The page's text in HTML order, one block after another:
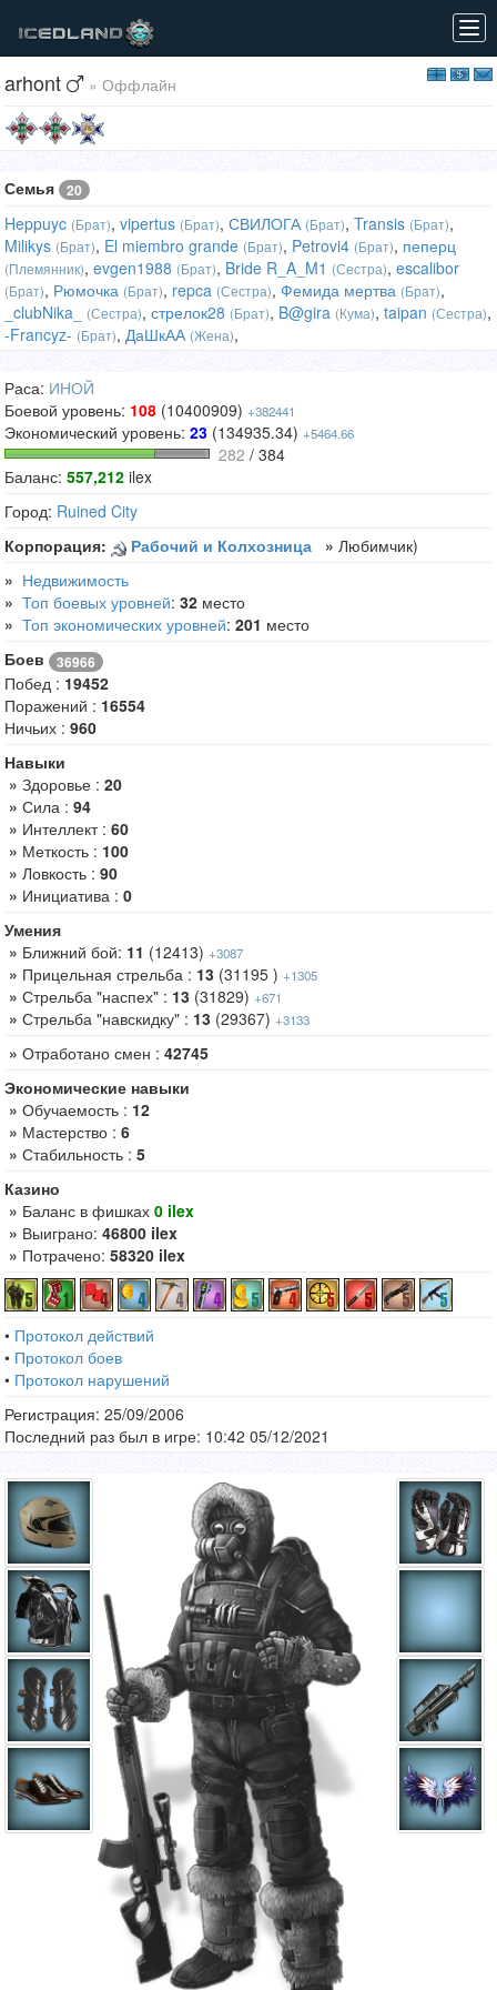
arhont » Оффлайн
Семья 20
Heppuyc (Брат), vipertus (Брат), СВИЛОГА (Брат), Transis (Брат),
Milikys (Брат), El miembro grande (Брат), Petrovi4 (Брат), пеперц
(Племянник), evgen1988 (Брат), Bride R_A_M1 (Сестра), escalibor
(Брат), Рюмочка (Брат), repca (Сестра), Фемида мертва (Брат),
_clubNika_
(Сестра), стрелок28 (Брат), B@gira (Кума), taipan (Сестра),
-Francyz- (Брат), ДаШкАА (Жена),
Раса: ИНОЙ
Боевой уровень: 108 (10400909) +382441
Экономический уровень: 23 (134935.34) +5464.66
282 / 384
Баланс: 557,212 ilex
Город: Ruined City
Корпорация:
Рабочий и Колхозница » Любимчик)
» Недвижимость
» Топ боевых уровней: 32 место
» Топ экономических уровней: 201 место
Боев
36966
Побед : 19452
Поражений : 16554
Ничьих : 960
Навыки
» Здоровье : 20
» Сила : 94
» Интеллект : 60
» Меткость : 100
» Ловкость : 90
» Инициатива : 0
Умения
» Ближний бой: 11 (12413) +3087
» Прицельная стрельба : 13 (31195 ) +1305
» Стрельба "наспех" : 13 (31829) +671
» Стрельба "навскидку" : 13 (29367) +3133
» Отработано смен : 42745
Экономические навыки
» Обучаемость : 12
» Мастерство : 6
» Стабильность : 5
Казино
» Баланс в фишках 0 ilex
» Выиграно: 46800 ilex
» Потрачено: 58320 ilex
• Протокол действий
• Протокол боев
• Протокол нарушений
Регистрация: 25/09/2006
Последний раз был в игре: 10:42 05/12/2021